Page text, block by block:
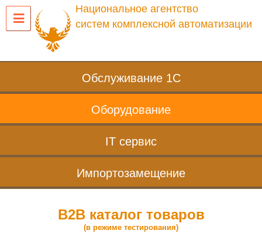
Национальное агентство
систем комплексной автоматизации
Обслуживание 1С
Оборудование
IT сервис
Импортозамещение
B2B каталог товаров
(в режиме тестирования)